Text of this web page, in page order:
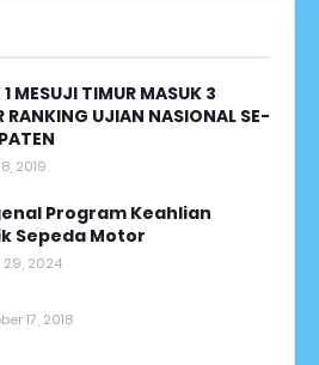
MESUJI TIMUR MASUK 3
RANKING UJIAN NASIONAL SE-
2019
Program Keahlian
Sepeda Motor
2024
17, 2018